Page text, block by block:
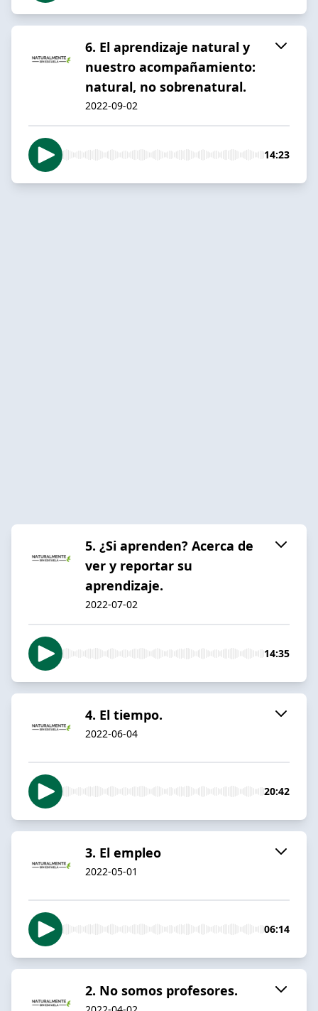
6. El aprendizaje natural y
nuestro acompañamiento:
natural, no sobrenatural.
2022-09-02
14:23
5. ¿Si aprenden? Acerca de
ver y reportar su
aprendizaje.
2022-07-02
14:35
4. El tiempo.
2022-06-04
20:42
3. El empleo
2022-05-01
06:14
2. No somos profesores.